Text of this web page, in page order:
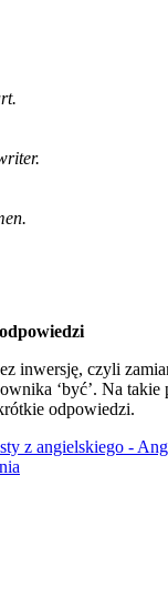
inwersję, czyli
‘być’. Na takie
odpowiedzi.